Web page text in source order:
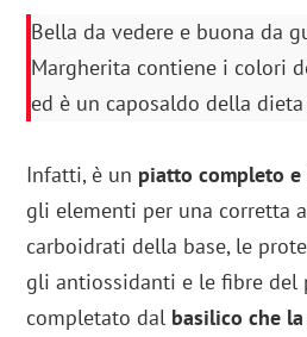
Bella da vedere e buona da
Margherita contiene i colori
ed è un caposaldo della
Infatti, è un piatto completo
gli elementi per una corretta
carboidrati della base, le
gli antiossidanti e le fibre del
completato dal basilico che